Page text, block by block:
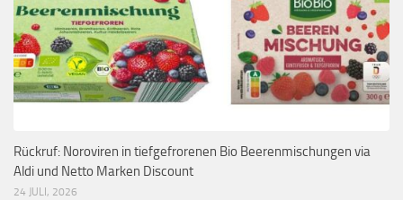
Rückruf: Noroviren in tiefgefrorenen Bio Beerenmischungen via
Aldi und Netto Marken Discount
24 JULI, 2026